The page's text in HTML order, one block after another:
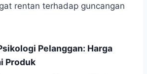
rentan terhadap guncangan
Pelanggan: Harga
Produk